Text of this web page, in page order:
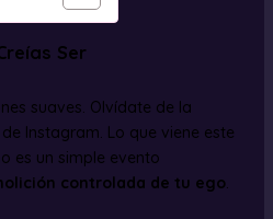
Ser
suaves. Olvídate de la
Instagram. Lo que viene este
es un simple evento
controlada de tu ego.